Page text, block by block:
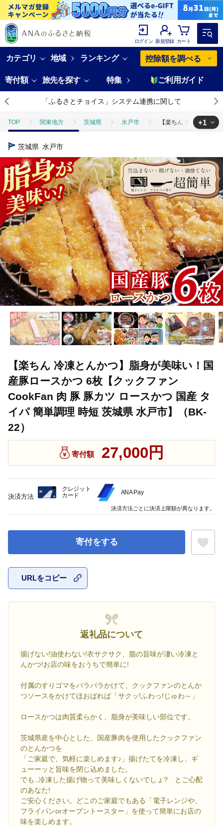
ログイン 新規登録 カート
カテゴリ 地域 ランキング 控除額を調べる
寄付額 旅先を探す 特集 ご利用ガイド
「ふるさとチョイス」システム連携に関して
TOP 関東地方 茨城県 水戸市 【楽ちん 冷凍とんか
TOP
+1
茨城県 水戸市
【楽ちん 冷凍とんかつ】脂身が美味い！国
産豚ロースかつ 6枚【クックファン
CookFan 肉 豚 豚カツ ロースかつ 国産 タ
イパ 簡単調理 時短 茨城県 水戸市】（BK-
22）
寄付額 27,000円
寄付をする
URLをコピー
返礼品について
揚げない!油使わない!衣サクサク、脂の旨味が凄い冷凍と
んかつ!お店の味をおうちで簡単に!
付属のすりゴマをパラパラかけて、クックファンのとんか
つソースをかけてほおばれば「サクッ!ふわっ!じゅわ～」
ロースかつは肉質柔らかく、脂身が美味しい部位です。
茨城県産を中心とした、国産豚肉を使用したクックファン
のとんかつを
「ご家庭で、気軽に楽しめます♪」揚げたてを冷凍し、ギ
ューーッと旨味を閉じ込めました。
でも..冷凍した揚げ物って美味しくないでしょ? とご心配
のあなた!
ご安心ください。どこのご家庭でもある「電子レンジや、
フライパンorオーブントースター」を使って簡単にお店の
味を楽しめます。
決済方法
クレジット
カード
ANA Pay
決済方法ごとに決済上限額が異なります。